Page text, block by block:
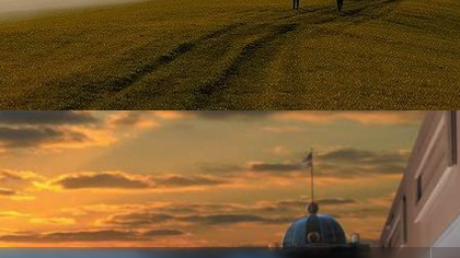
Nuestros huéspedes opinan